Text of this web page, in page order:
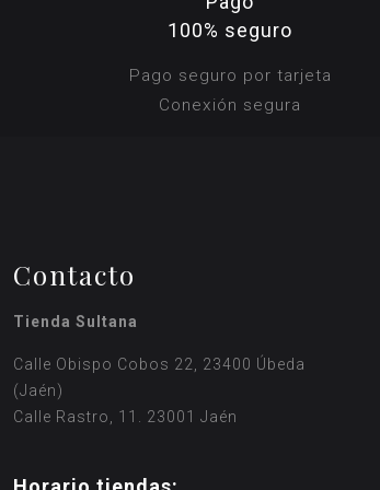
100% seguro
Pago seguro por tarjeta
Conexión segura
Contacto
Tienda Sultana
Calle Obispo Cobos 22, 23400 Úbeda
(Jaén)
Calle Rastro, 11. 23001 Jaén